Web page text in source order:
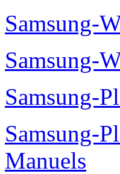
Samsung-
Samsung-
Samsung-
Samsung-
Manuels